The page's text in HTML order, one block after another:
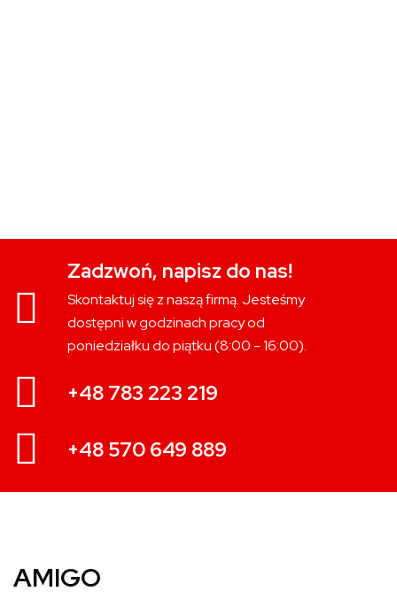
Zadzwoń, napisz do nas!
Skontaktuj się z naszą firmą. Jesteśmy
dostępni w godzinach pracy od
poniedziałku do piątku (8:00 - 16:00).
+48 783 223 219
+48 570 649 889
AMIGO